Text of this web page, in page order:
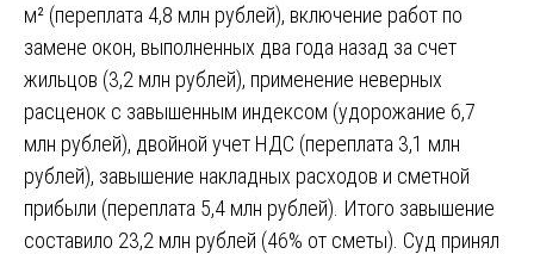
м² (переплата 4,8 млн рублей), включение работ по
замене окон, выполненных два года назад за счет
жильцов (3,2 млн рублей), применение неверных
расценок с завышенным индексом (удорожание 6,7
млн рублей), двойной учет НДС (переплата 3,1 млн
рублей), завышение накладных расходов и сметной
прибыли (переплата 5,4 млн рублей). Итого завышение
составило 23,2 млн рублей (46% от сметы). Суд принял